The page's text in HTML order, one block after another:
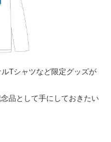
Tシャツなど限定グッズが
品として手にしておきたい